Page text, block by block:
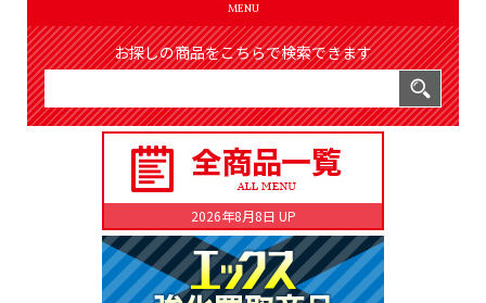
MENU
お探しの商品をこちらで検索できます
2026年8月8日 UP